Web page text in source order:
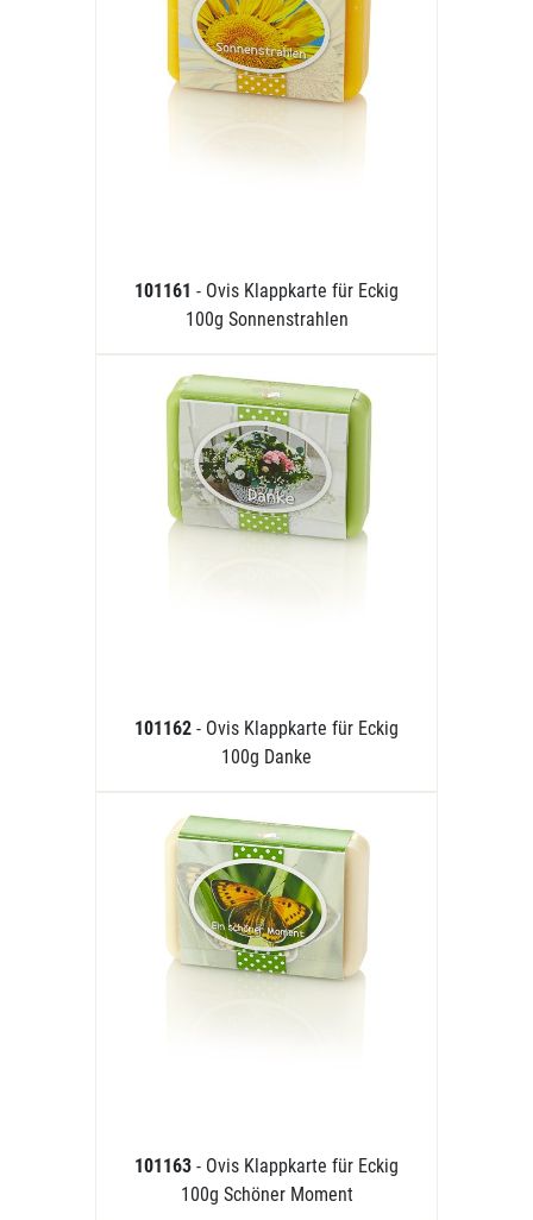
101161 - Ovis Klappkarte für Eckig
100g Sonnenstrahlen
101162 - Ovis Klappkarte für Eckig
100g Danke
101163 - Ovis Klappkarte für Eckig
100g Schöner Moment